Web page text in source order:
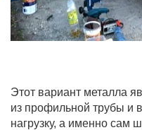
Этот вариант металла
из профильной трубы и
нагрузку, а именно сам